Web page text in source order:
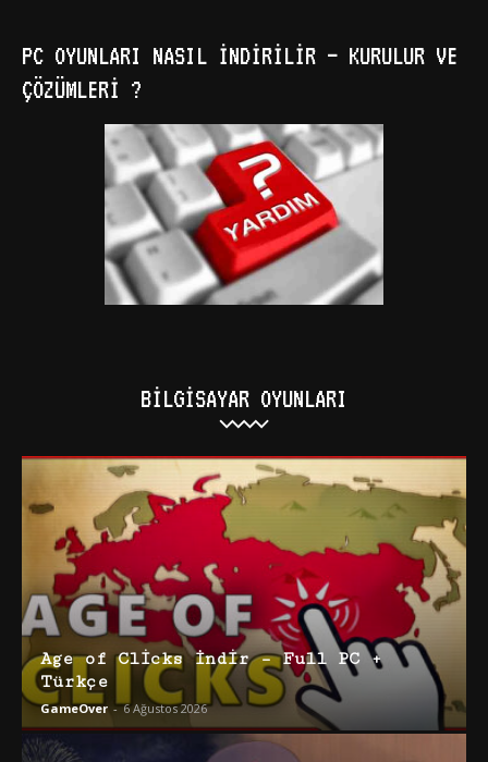
PC OYUNLARI NASIL İNDIRILIR – KURULUR VE
ÇÖZÜMLERI ?
BILGISAYAR OYUNLARI
Age of Clicks İndir – Full PC +
Türkçe
GameOver - 6 Ağustos 2026